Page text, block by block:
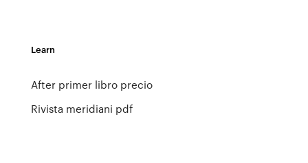
Learn
After primer libro precio
Rivista meridiani pdf